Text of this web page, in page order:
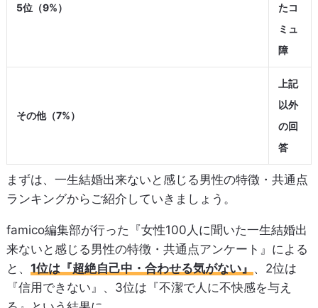
5位（9%）
たコ
ミュ
障
その他（7%）
上記
以外
の回
答
まずは、一生結婚出来ないと感じる男性の特徴・共通点
ランキングからご紹介していきましょう。
famico編集部が行った『女性100人に聞いた一生結婚出
来ないと感じる男性の特徴・共通点アンケート』による
と、 1位は『超絶自己中・合わせる気がない』、2位は
『信用できない』、3位は『不潔で人に不快感を与え